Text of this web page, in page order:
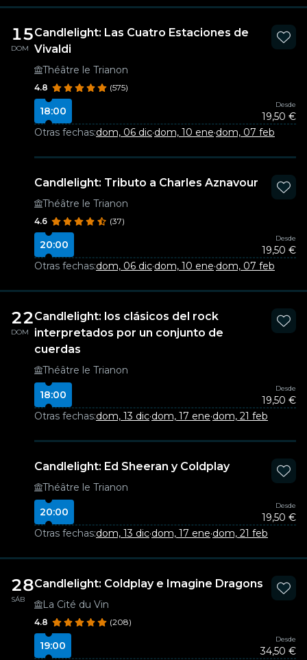
15
DOM
Candlelight: Las Cuatro Estaciones de
Vivaldi
Théâtre le Trianon
4.8 (575)
18:00
Desde
19,50 €
Otras fechas:dom, 06 dic·dom, 10 ene·dom, 07 feb
Candlelight: Tributo a Charles Aznavour
Théâtre le Trianon
4.6 (37)
20:00
Desde
19,50 €
Otras fechas:dom, 06 dic·dom, 10 ene·dom, 07 feb
22
DOM
Candlelight: los clásicos del rock
interpretados por un conjunto de
cuerdas
Théâtre le Trianon
18:00
Desde
19,50 €
Otras fechas:dom, 13 dic·dom, 17 ene·dom, 21 feb
Candlelight: Ed Sheeran y Coldplay
Théâtre le Trianon
20:00
Desde
19,50 €
Otras fechas:dom, 13 dic·dom, 17 ene·dom, 21 feb
28
SÁB
Candlelight: Coldplay e Imagine Dragons
La Cité du Vin
4.8 (208)
19:00
Desde
34,50 €